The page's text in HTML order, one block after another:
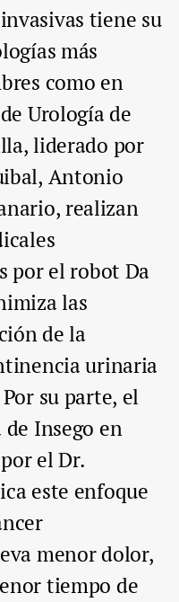
tiene su
más
como en
Urología de
liderado por
Antonio
realizan
por el robot Da
las
de la
urinaria
su parte, el
Insego en
el Dr.
este enfoque
menor dolor,
tiempo de